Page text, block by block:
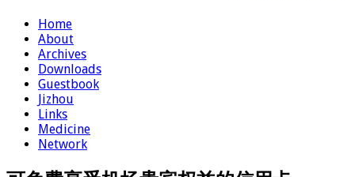
Home
About
Archives
Downloads
Guestbook
Jizhou
Links
Medicine
Network